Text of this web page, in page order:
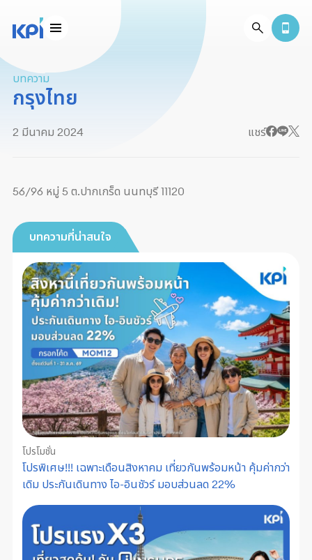
บทความ
กรุงไทย
2 มีนาคม 2024 แชร์
56/96 หมู่ 5 ต.ปากเกร็ด นนทบุรี 11120
บทความที่น่าสนใจ
โปรโมชั่น
โปรพิเศษ!!! เฉพาะเดือนสิงหาคม เที่ยวกันพร้อมหน้า คุ้มค่ากว่า
เดิม ประกันเดินทาง ไอ-อินชัวร์ มอบส่วนลด 22%